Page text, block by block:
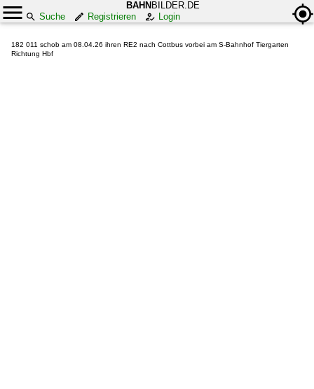
BAHN BILDER.DE
Suche
Registrieren Login
182 011 schob am 08.04.26 ihren RE2 nach Cottbus vorbei am S-Bahnhof Tiergarten
Richtung Hbf